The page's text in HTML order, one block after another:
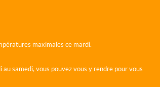
maximales ce mardi.
samedi, vous pouvez vous y rendre pour vous